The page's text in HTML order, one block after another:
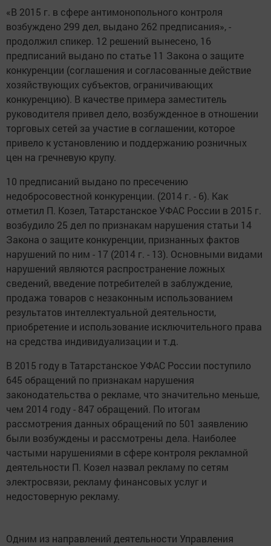
«В 2015 г. в сфере антимонопольного контроля
возбуждено 299 дел, выдано 262 предписания», -
продолжил спикер. 12 решений вынесено, 16
предписаний выдано по статье 11 Закона о защите
конкуренции (соглашения и согласованные действие
хозяйствующих субъектов, ограничивающих
конкуренцию). В качестве примера заместитель
руководителя привел дело, возбужденное в отношении
торговых сетей за участие в соглашении, которое
привело к установлению и поддержанию розничных
цен на гречневую крупу.
10 предписаний выдано по пресечению
недобросовестной конкуренции. (2014 г. - 6). Как
отметил П. Козел, Татарстанское УФАС России в 2015 г.
возбудило 25 дел по признакам нарушения статьи 14
Закона о защите конкуренции, признанных фактов
нарушений по ним - 17 (2014 г. - 13). Основными видами
нарушений являются распространение ложных
сведений, введение потребителей в заблуждение,
продажа товаров с незаконным использованием
результатов интеллектуальной деятельности,
приобретение и использование исключительного права
на средства индивидуализации и т.д.
В 2015 году в Татарстанское УФАС России поступило
645 обращений по признакам нарушения
законодательства о рекламе, что значительно меньше,
чем 2014 году - 847 обращений. По итогам
рассмотрения данных обращений по 501 заявлению
были возбуждены и рассмотрены дела. Наиболее
частыми нарушениями в сфере контроля рекламной
деятельности П. Козел назвал рекламу по сетям
электросвязи, рекламу финансовых услуг и
недостоверную рекламу.
Одним из направлений деятельности Управления